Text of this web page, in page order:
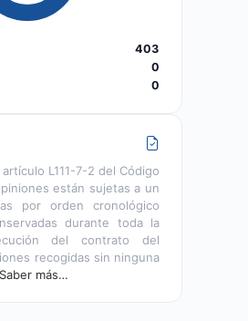
403
0
0
L111-7-2 del Código
están sujetas a un
por orden cronológico
durante toda la
del contrato del
recogidas sin ninguna
Saber más…